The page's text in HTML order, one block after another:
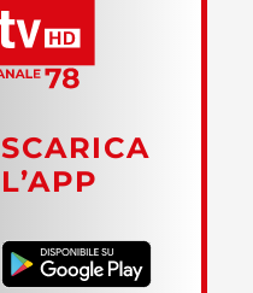
SCARICA
L’APP